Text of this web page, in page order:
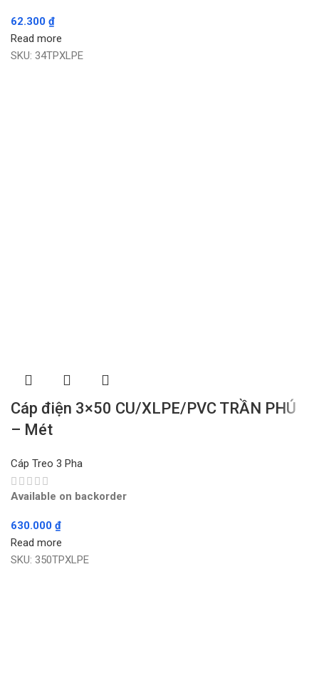
62.300 ₫
Read more
SKU: 34TPXLPE
Cáp điện 3×50 CU/XLPE/PVC TRẦN PHÚ
– Mét
Cáp Treo 3 Pha
Available on backorder
630.000 ₫
Read more
SKU: 350TPXLPE